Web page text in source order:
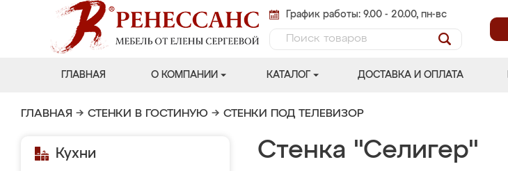
График работы: 9.00 - 20.00, пн-вс
ГЛАВНАЯ О КОМПАНИИ КАТАЛОГ ДОСТАВКА И ОПЛАТА
ГЛАВНАЯ → СТЕНКИ В ГОСТИНУЮ → СТЕНКИ ПОД ТЕЛЕВИЗОР
Кухни Стенка "Селигер"